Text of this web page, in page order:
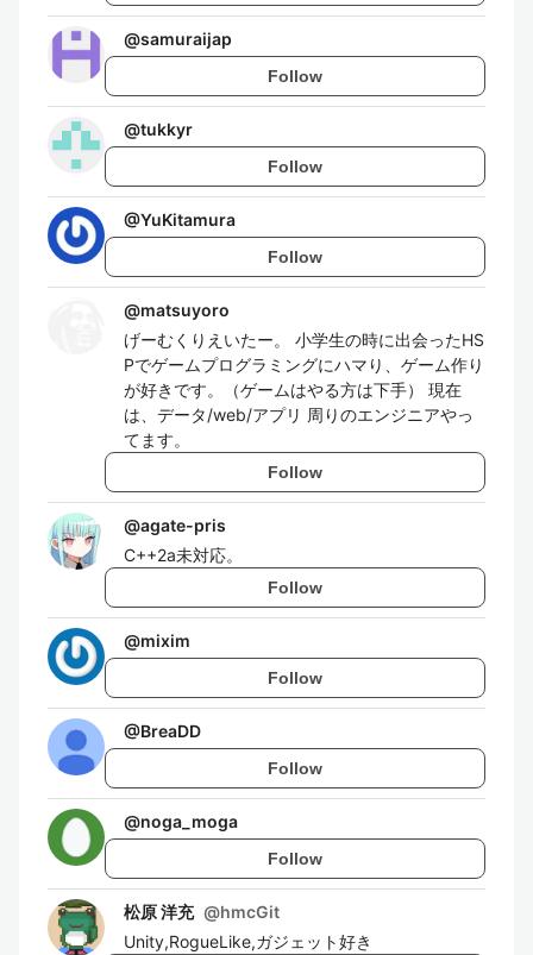
@samuraijap
Follow
@tukkyr
Follow
@YuKitamura
Follow
@matsuyoro
げーむくりえいたー。 小学生の時に出会ったHS
Pでゲームプログラミングにハマり、ゲーム作り
が好きです。（ゲームはやる方は下手） 現在
は、データ/web/アプリ 周りのエンジニアやっ
てます。
Follow
@agate-pris
C++2a未対応。
Follow
@mixim
Follow
@BreaDD
Follow
@noga_moga
Follow
松原 洋充 @hmcGit
Unity,RogueLike,ガジェット好き